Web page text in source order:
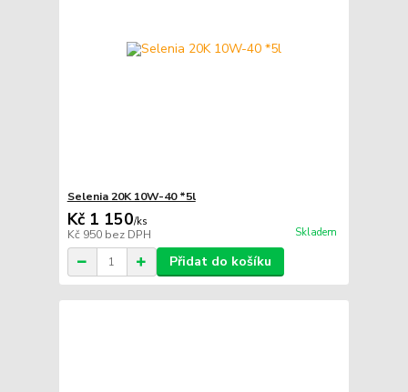
Selenia 20K 10W-40 *5l
Kč 1 150/ks
Kč 950 bez DPH Skladem
Přidat do košíku